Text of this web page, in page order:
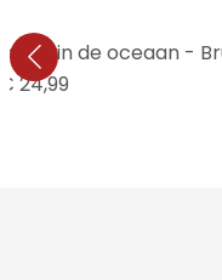
in de oceaan -
24,99